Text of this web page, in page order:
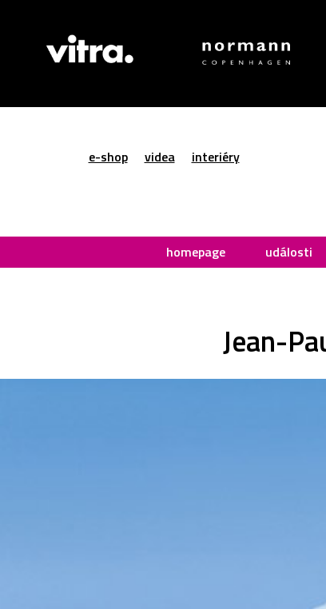
e-shop videa interiéry
homepage události
Jean-